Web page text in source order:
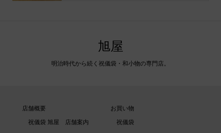
旭屋
明治時代から続く祝儀袋・和小物の専門店。
店舗概要
祝儀袋 旭屋 店舗案内
お買い物
祝儀袋